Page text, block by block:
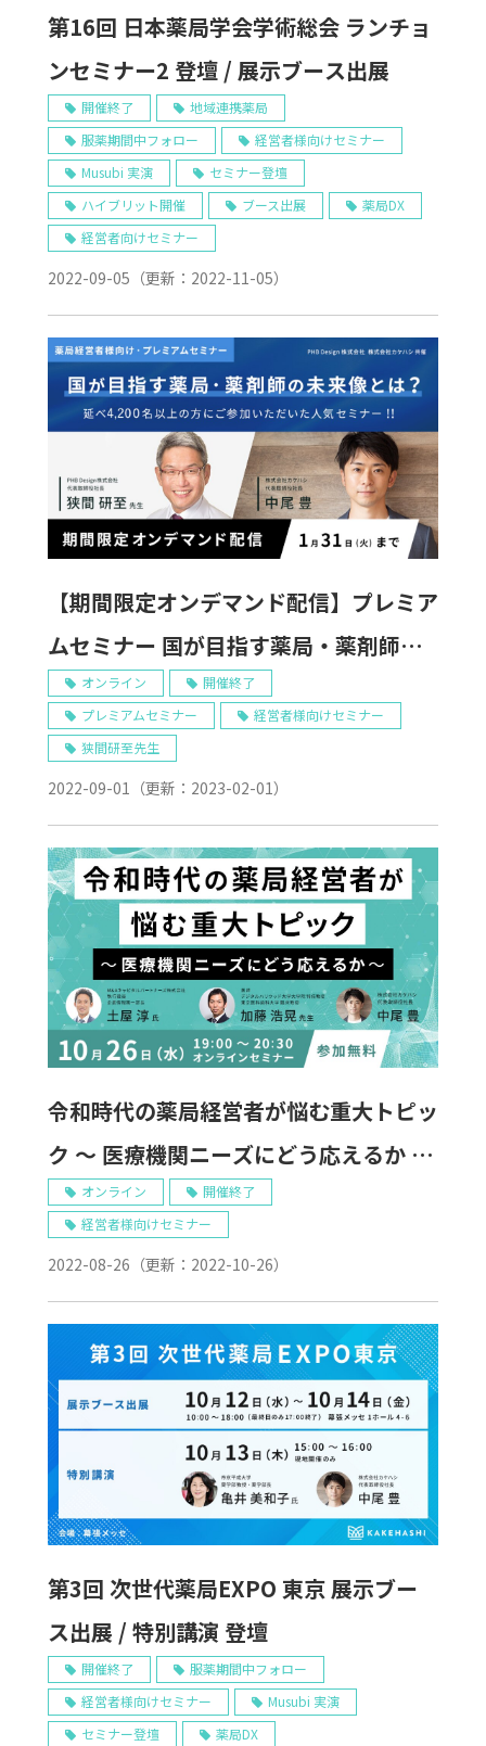
第16回 日本薬局学会学術総会 ランチョ
ンセミナー2 登壇 / 展示ブース出展
開催終了
地域連携薬局
服薬期間中フォロー
経営者様向けセミナー
Musubi 実演
セミナー登壇
ハイブリット開催
ブース出展
薬局DX
経営者向けセミナー
2022-09-05 （更新： 2022-11-05）
【期間限定オンデマンド配信】プレミア
ムセミナー 国が目指す薬局・薬剤師の
未来像とは？
オンライン
開催終了
プレミアムセミナー
経営者様向けセミナー
狭間研至先生
2022-09-01 （更新： 2023-02-01）
令和時代の薬局経営者が悩む重大トピッ
ク ～ 医療機関ニーズにどう応えるか ～
10/26 Web開催
オンライン
開催終了
経営者様向けセミナー
2022-08-26 （更新： 2022-10-26）
第3回 次世代薬局EXPO 東京 展示ブー
ス出展 / 特別講演 登壇
開催終了
服薬期間中フォロー
経営者様向けセミナー
Musubi 実演
セミナー登壇
薬局DX